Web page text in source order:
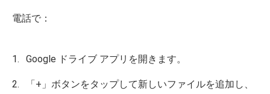
電話で：
Google ドライブ アプリを開きます。
「+」ボタンをタップして新しいファイルを追加し、